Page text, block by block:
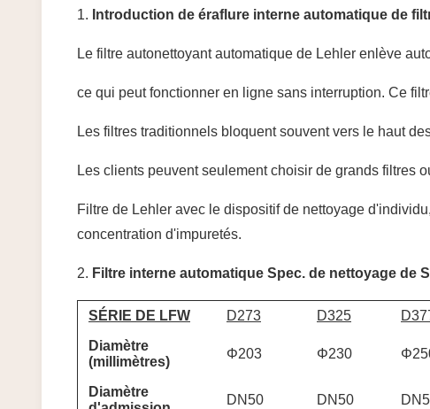
1. Introduction de éraflure interne automatique de
Le filtre autonettoyant automatique de Lehler enlève
ce qui peut fonctionner en ligne sans interruption. Ce
Les filtres traditionnels bloquent souvent vers le haut
Les clients peuvent seulement choisir de grands filtres
Filtre de Lehler avec le dispositif de nettoyage
concentration d'impuretés.
2. Filtre interne automatique Spec. de nettoyage de
SÉRIE DE LFW D273 D325
Diamètre
(millimètres)
Φ203 Φ230
Diamètre
DN50 DN50